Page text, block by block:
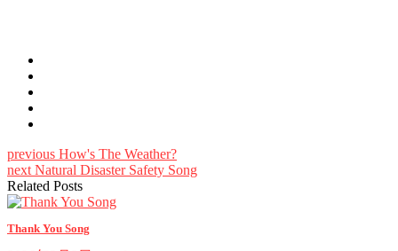
previous How's The Weather?
next Natural Disaster Safety Song
Related Posts
Thank You Song